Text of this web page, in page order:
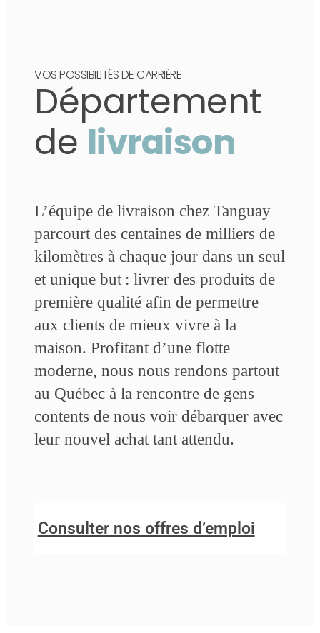
VOS POSSIBILITÉS DE CARRIÈRE
Département
de livraison
L’équipe de livraison chez Tanguay
parcourt des centaines de milliers de
kilomètres à chaque jour dans un seul
et unique but : livrer des produits de
première qualité afin de permettre
aux clients de mieux vivre à la
maison. Profitant d’une flotte
moderne, nous nous rendons partout
au Québec à la rencontre de gens
contents de nous voir débarquer avec
leur nouvel achat tant attendu.
Consulter nos offres d’emploi